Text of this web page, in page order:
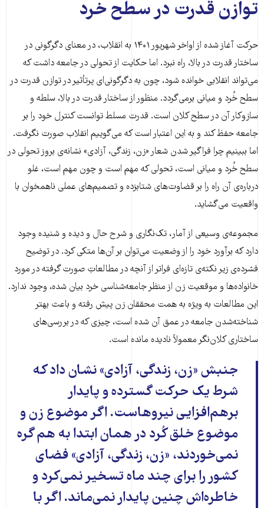
توازن قدرت در سطح خُرد
حرکت آغاز شده از اواخر شهریور ۱۴۰۱ به انقلاب، در معنای دگرگونی در
ساختار قدرت در بالا، راه نبرد. اما حکایت از تحولی در جامعه داشت که
می‌تواند انقلابی خوانده شود، چون به دگرگونی‌ای پرتأثیر در توازن قدرت در
سطح خُرد و میانی برمی‌گردد. منظور از ساختار قدرت در بالا، سلطه و
سازوکار آن در سطح کلان است. قدرت مسلط توانست کنترل خود را بر
جامعه حفظ کند و به این اعتبار است که می‌گوییم انقلاب صورت نگرفت.
اما ببینیم چرا فراگیر شدن شعار «زن، زندگی، آزادی» نشانه‌ی بروز تحولی در
سطح خُرد و میانی است، تحولی که مهم است و چون مهم است، غلو
درباره‌ی آن راه را بر قضاوت‌های شتابزده و تصمیم‌های عملی ناهمخوان با
واقعیت می‌گشاید.
مجموعه‌ی وسیعی از آمار، تک‌نگاری و شرح حال و دیده و شنیده وجود
دارد که برآورد خود را از وضعیت می‌توان بر آن‌ها متکی کرد. در توضیح
فشرده‌ی زیر نکته‌ی تازه‌ای فراتر از آنچه در مطالعاتِ صورت گرفته در مورد
خانواده‌ها و موقعیت زن از منظر جامعه‌شناسی خرد بیان شده، وجود ندارد.
این مطالعات به ویژه به همت محققان زن پیش رفته و باعث بهتر
شناخته‌شدن جامعه در عمق آن شده است، چیزی که در بررسی‌های
ساختاری کلان‌نگر معمولاً نادیده مانده است.
جنبش «زن، زندگی، آزادی» نشان داد که
شرط یک حرکت گسترده و پایدار
برهم‌افزایی نیروهاست. اگر موضوع زن و
موضوع خلق کُرد در همان ابتدا به هم گره
نمی‌خوردند، «زن، زندگی، آزادی» فضای
کشور را برای چند ماه تسخیر نمی‌کرد و
خاطره‌اش چنین پایدار نمی‌ماند. اگر با